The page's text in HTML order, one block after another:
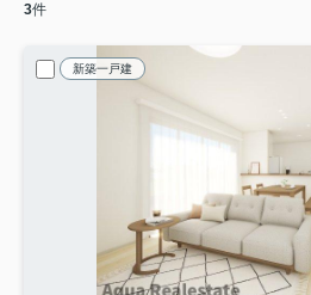
3件
新築一戸建